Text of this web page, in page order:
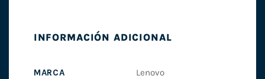
INFORMACIÓN ADICIONAL
MARCA
Lenovo